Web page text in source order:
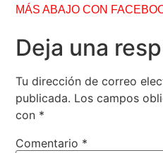
MÁS ABAJO CON
Deja una
Tu dirección de correo
publicada. Los campos
con *
Comentario *